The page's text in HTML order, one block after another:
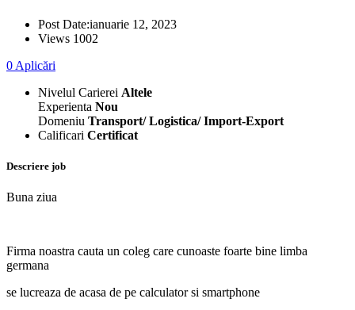
Post Date:ianuarie 12, 2023
Views 1002
0 Aplicări
Nivelul Carierei Altele
Experienta Nou
Domeniu Transport/ Logistica/ Import-Export
Calificari Certificat
Descriere job
Buna ziua
Firma noastra cauta un coleg care cunoaste foarte bine limba
germana
se lucreaza de acasa de pe calculator si smartphone